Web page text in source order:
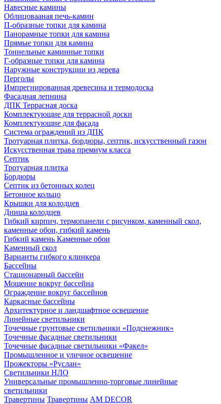
Навесные камины
Облицовааная печь-камин
П-образные топки для камина
Панорамные топки для камина
Прямые топки для камина
Тоннельные каминные топки
Г-образные топки для камина
Наружные конструкции из дерева
Перголы
Импрегнированная древесина и термодоска
Фасадная лепнина
ДПК Террасная доска
Комплектующие для террасной доски
Комплектующие для фасада
Система ограждений из ДПК
Тротуарная плитка, бордюры, септик, искусственный газон
Искусственная трава премиум класса
Септик
Тротуарная плитка
Бордюры
Септик из бетонных колец
Бетонное кольцо
Крышки для колодцев
Днища колодцев
Гибкий кирпич, термопанели с рисунком, каменный скол,
каменные обои, гибкий камень
Гибкий камень Каменные обои
Каменный скол
Варианты гибкого клинкера
Бассейны
Стационарный бассейн
Мощение вокруг бассейна
Ограждение вокруг бассейнов
Каркасные бассейны
Архитектурное и ландшафтное освещение
Линейные светильники
Точечные грунтовые светильники «Подснежник»
Точечные фасадные светильники
Точечные фасадные светильники «Факел»
Промышленное и уличное освещение
Прожекторы «Руслан»
Светильники НЛО
Универсальные промышленно-торговые линейные
светильники
Травертины Травертины AM DECOR